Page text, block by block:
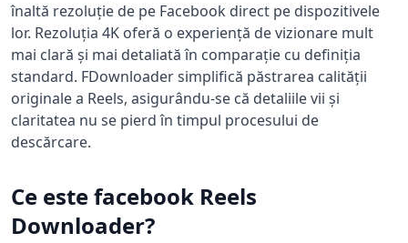
înaltă rezoluție de pe Facebook direct pe dispozitivele
lor. Rezoluția 4K oferă o experiență de vizionare mult
mai clară și mai detaliată în comparație cu definiția
standard. FDownloader simplifică păstrarea calității
originale a Reels, asigurându-se că detaliile vii și
claritatea nu se pierd în timpul procesului de
descărcare.
Ce este facebook Reels
Downloader?